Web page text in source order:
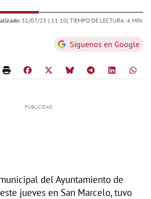
31/07/25 | 11:10| TIEMPO DE LECTURA: 4 MIN.
Síguenos en Google
del Ayuntamiento de
jueves en San Marcelo, tuvo